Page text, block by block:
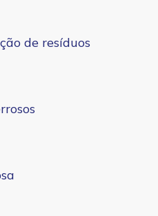
de resíduos